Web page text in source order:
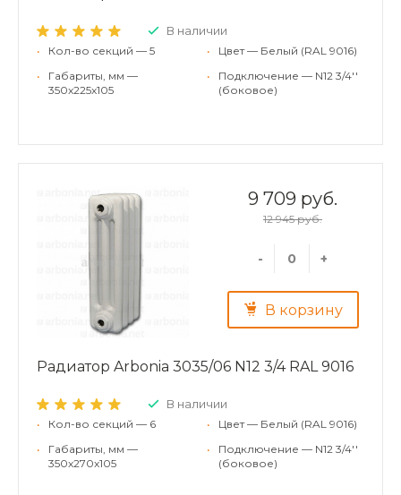
В наличии
•
Кол-во секций — 5
•
Габариты, мм —
350x225x105
•
Цвет — Белый (RAL 9016)
•
Подключение — N12 3/4''
(боковое)
9 709 руб.
12 945 руб.
- +
В корзину
Радиатор Arbonia 3035/06 N12 3/4 RAL 9016
В наличии
•
Кол-во секций — 6
•
Габариты, мм —
350x270x105
•
Цвет — Белый (RAL 9016)
•
Подключение — N12 3/4''
(боковое)